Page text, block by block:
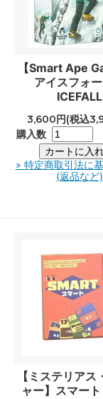
【Smart Ape
アイスフォー
ICEFALL
3,600円(税込
購入数
» 特定商取引法に
(返品など)
【ミステリアス
ャー】スマー